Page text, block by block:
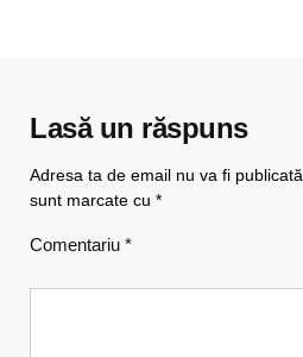
Lasă un răspuns
Adresa ta de email nu va fi publicată.
sunt marcate cu *
Comentariu *